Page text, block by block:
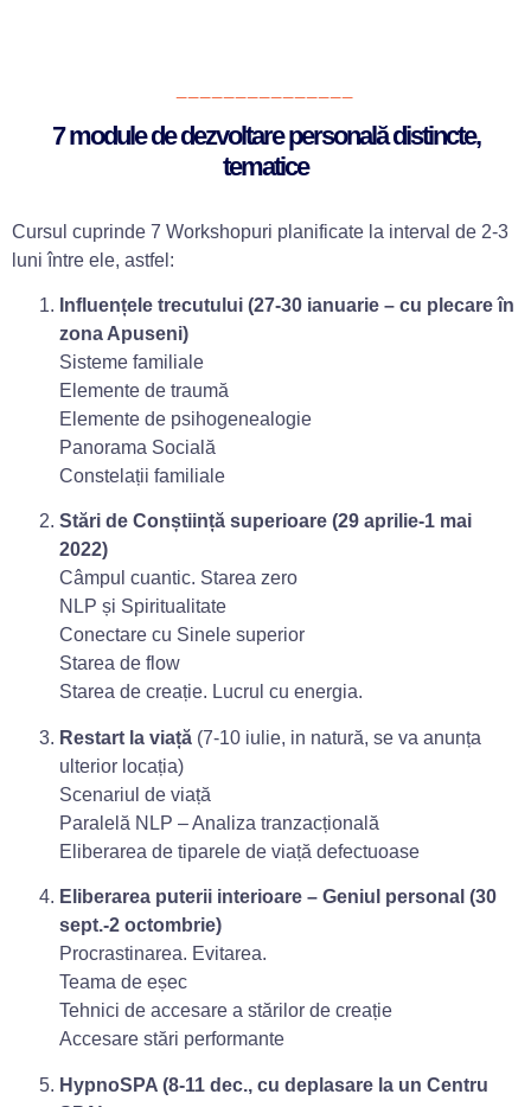
7 module de dezvoltare personală distincte,
tematice
Cursul cuprinde 7 Workshopuri planificate la interval de 2-3
luni între ele, astfel:
Influențele trecutului (27-30 ianuarie – cu plecare în
zona Apuseni)
Sisteme familiale
Elemente de traumă
Elemente de psihogenealogie
Panorama Socială
Constelații familiale
Stări de Conștiință superioare (29 aprilie-1 mai
2022)
Câmpul cuantic. Starea zero
NLP și Spiritualitate
Conectare cu Sinele superior
Starea de flow
Starea de creație. Lucrul cu energia.
Restart la viață (7-10 iulie, in natură, se va anunța
ulterior locația)
Scenariul de viață
Paralelă NLP – Analiza tranzacțională
Eliberarea de tiparele de viață defectuoase
Eliberarea puterii interioare – Geniul personal (30
sept.-2 octombrie)
Procrastinarea. Evitarea.
Teama de eșec
Tehnici de accesare a stărilor de creație
Accesare stări performante
HypnoSPA (8-11 dec., cu deplasare la un Centru